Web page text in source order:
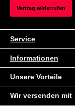
Vertrag widerrufen
Service
Informationen
Unsere Vorteile
Wir versenden mit